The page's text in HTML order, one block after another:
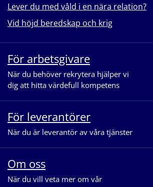
Lever du med våld i en nära relation?
Vid höjd beredskap och krig
För arbetsgivare
När du behöver rekrytera hjälper vi
dig att hitta värdefull kompetens
För leverantörer
När du är leverantör av våra tjänster
Om oss
När du vill veta mer om vår